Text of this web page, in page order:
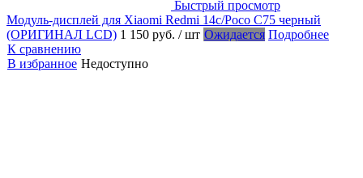
Быстрый просмотр
Модуль-дисплей для Xiaomi Redmi 14c/Poco C75 черный
(ОРИГИНАЛ LCD) 1 150 руб. / шт Ожидается Подробнее
К сравнению
В избранное Недоступно